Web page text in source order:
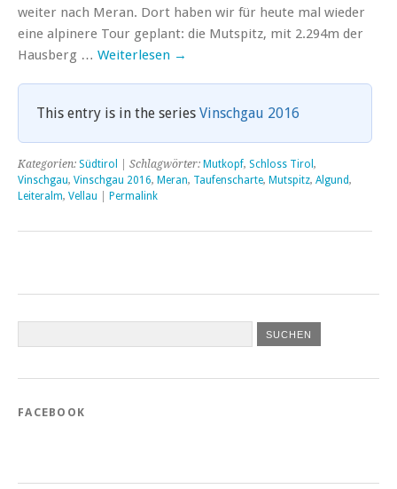
weiter nach Meran. Dort haben wir für heute mal wieder
eine alpinere Tour geplant: die Mutspitz, mit 2.294m der
Hausberg … Weiterlesen →
This entry is in the series Vinschgau 2016
Kategorien: Südtirol | Schlagwörter: Mutkopf, Schloss Tirol ,
Vinschgau, Vinschgau 2016, Meran, Taufenscharte, Mutspitz, Algund,
Leiteralm, Vellau Permalink
FACEBOOK